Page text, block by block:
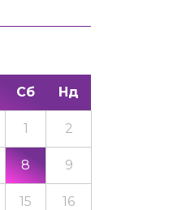
Сб Нд
1 2
8 9
15 16